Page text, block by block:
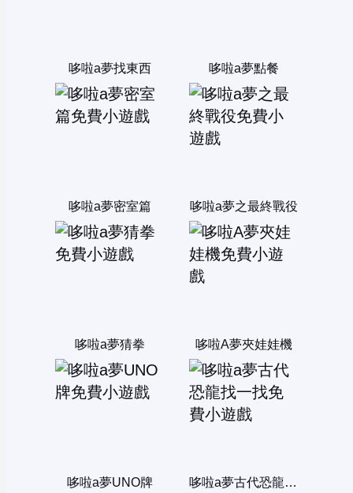
哆啦a夢找東西 哆啦a夢點餐
哆啦a夢密室篇 哆啦a夢之最終戰役
哆啦a夢猜拳 哆啦A夢夾娃娃機
哆啦a夢UNO牌 哆啦a夢古代恐龍找一找